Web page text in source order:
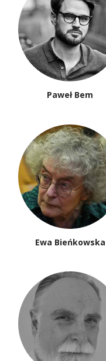
Paweł Bem
Ewa Bieńkowska